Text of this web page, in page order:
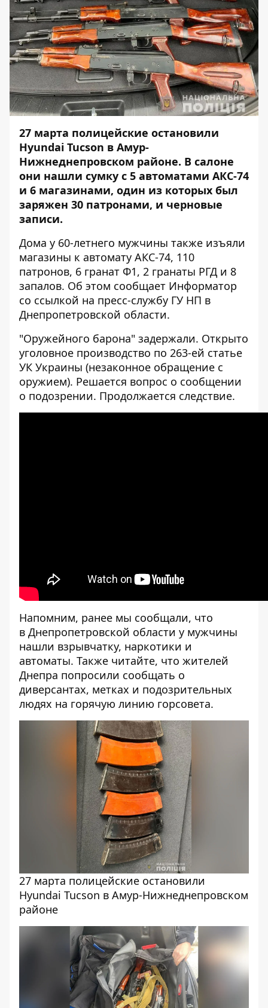
27 марта полицейские остановили
Hyundai Tucson в Амур-
Нижнеднепровском районе. В салоне
они нашли сумку с 5 автоматами АКС-74
и 6 магазинами, один из которых был
заряжен 30 патронами, и черновые
записи.
Дома у 60-летнего мужчины также изъяли
магазины к автомату АКС-74, 110
патронов, 6 гранат Ф1, 2 гранаты РГД и 8
запалов. Об этом сообщает Информатор
со ссылкой на пресс-службу ГУ НП в
Днепропетровской области.
"Оружейного барона" задержали. Открыто
уголовное производство по 263-ей статье
УК Украины (незаконное обращение с
оружием). Решается вопрос о сообщении
о подозрении. Продолжается следствие.
Напомним, ранее мы сообщали, что
в Днепропетровской области у мужчины
нашли взрывчатку, наркотики и
автоматы. Также читайте, что жителей
Днепра попросили сообщать о
диверсантах, метках и подозрительных
людях на горячую линию горсовета.
27 марта полицейские остановили
Hyundai Tucson в Амур-Нижнеднепровском
районе